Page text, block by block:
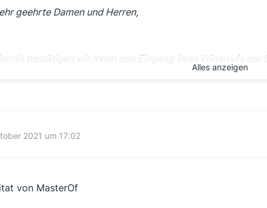
geehrte Damen und Herren,
bestätigen wir Ihnen den Eingang Ihres Widerrufs der
Alles anzeigen
2021 um 17:02
von MasterOf